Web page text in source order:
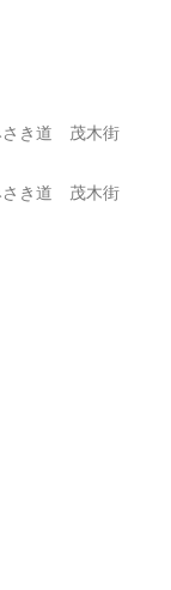
さき道 茂木街
さき道 茂木街